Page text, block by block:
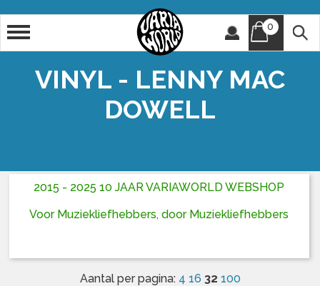
0
VINYL - LENNY MAC
DOWELL
2015 - 2025 10 JAAR VARIAWORLD WEBSHOP
Voor Muziekliefhebbers, door Muziekliefhebbers
Aantal per pagina: 4 16 32 100